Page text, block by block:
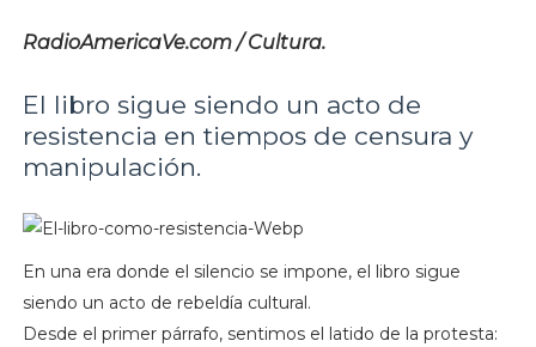
RadioAmericaVe.com / Cultura.
El libro sigue siendo un acto de
resistencia en tiempos de censura y
manipulación.
En una era donde el silencio se impone, el libro sigue
siendo un acto de rebeldía cultural.
Desde el primer párrafo, sentimos el latido de la protesta: